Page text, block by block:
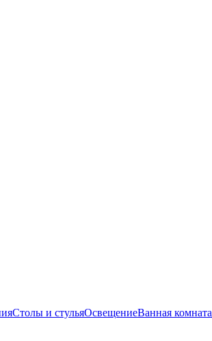
Столы и стульяОсвещениеВанная комната